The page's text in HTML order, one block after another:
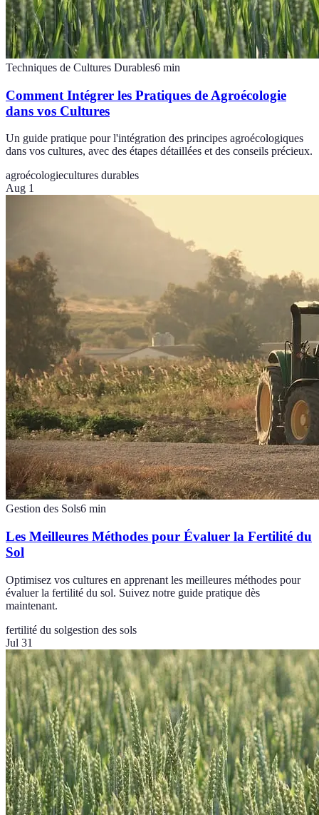
Techniques de Cultures Durables6 min
Comment Intégrer les Pratiques de Agroécologie
dans vos Cultures
Un guide pratique pour l'intégration des principes agroécologiques
dans vos cultures, avec des étapes détaillées et des conseils précieux.
agroécologiecultures durables
Aug 1
Gestion des Sols6 min
Les Meilleures Méthodes pour Évaluer la Fertilité du
Sol
Optimisez vos cultures en apprenant les meilleures méthodes pour
évaluer la fertilité du sol. Suivez notre guide pratique dès
maintenant.
fertilité du solgestion des sols
Jul 31